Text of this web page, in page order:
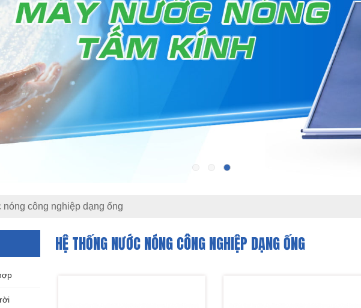
công nghiệp dạng ống
HỆ THỐNG NƯỚC NÓNG CÔNG NGHIỆP DẠNG ỐNG